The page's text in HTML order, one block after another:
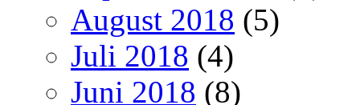
August 2018 (5)
Juli 2018 (4)
Juni 2018 (8)